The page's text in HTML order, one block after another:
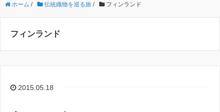
ホーム / 伝統織物を巡る旅 / フィンランド
フィンランド
2015.05.18